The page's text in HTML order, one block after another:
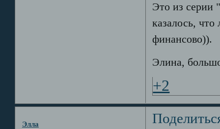
Это из серии
казалось,
финансово)).
Элина,
+2
Элла